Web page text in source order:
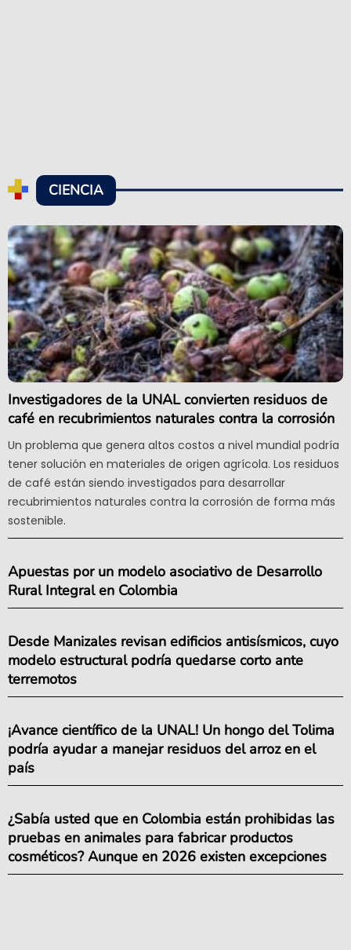
CIENCIA
Investigadores de la UNAL convierten residuos de
café en recubrimientos naturales contra la corrosión
Un problema que genera altos costos a nivel mundial podría
tener solución en materiales de origen agrícola. Los residuos
de café están siendo investigados para desarrollar
recubrimientos naturales contra la corrosión de forma más
sostenible.
Apuestas por un modelo asociativo de Desarrollo
Rural Integral en Colombia
Desde Manizales revisan edificios antisísmicos, cuyo
modelo estructural podría quedarse corto ante
terremotos
¡Avance científico de la UNAL! Un hongo del Tolima
podría ayudar a manejar residuos del arroz en el
país
¿Sabía usted que en Colombia están prohibidas las
pruebas en animales para fabricar productos
cosméticos? Aunque en 2026 existen excepciones